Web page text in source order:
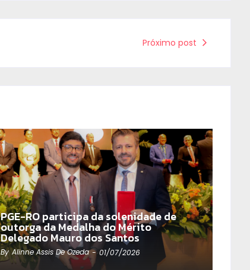
Próximo post
PGE-RO participa da solenidade de
outorga da Medalha do Mérito
Delegado Mauro dos Santos
By Alinne Assis De Ozeda - 01/07/2026